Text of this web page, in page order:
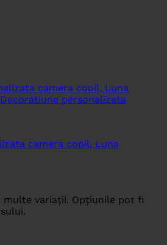
camera copil, Luna
multe variații. Opțiunile pot fi